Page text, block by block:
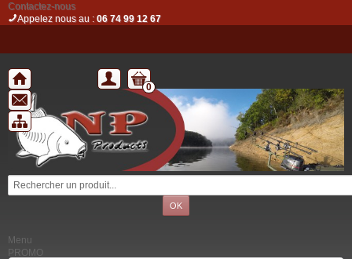
Contactez-nous
Appelez nous au : 06 74 99 12 67
0
Menu
PROMO